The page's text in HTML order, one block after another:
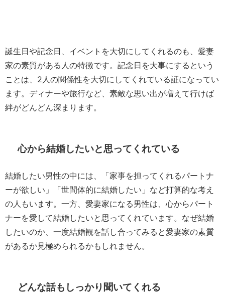
誕生日や記念日、イベントを大切にしてくれるのも、愛妻
家の素質がある人の特徴です。記念日を大事にするという
ことは、2人の関係性を大切にしてくれている証になってい
ます。ディナーや旅行など、素敵な思い出が増えて行けば
絆がどんどん深まります。
心から結婚したいと思ってくれている
結婚したい男性の中には、「家事を担ってくれるパートナ
ーが欲しい」「世間体的に結婚したい」など打算的な考え
の人もいます。一方、愛妻家になる男性は、心からパート
ナーを愛して結婚したいと思ってくれています。なぜ結婚
したいのか、一度結婚観を話し合ってみると愛妻家の素質
があるか見極められるかもしれません。
どんな話もしっかり聞いてくれる